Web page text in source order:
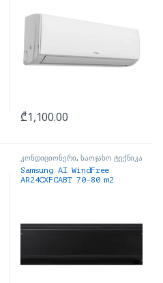
₾1,100.00
კონდიციონერი,საოჯახო ტექნიკა
Samsung AI WindFree
AR24CXFCABT 70-80 m2